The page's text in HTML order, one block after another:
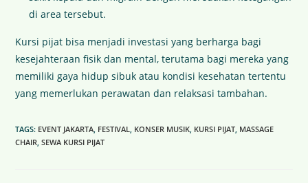
di area tersebut.
Kursi pijat bisa menjadi investasi yang berharga bagi
kesejahteraan fisik dan mental, terutama bagi mereka yang
memiliki gaya hidup sibuk atau kondisi kesehatan tertentu
yang memerlukan perawatan dan relaksasi tambahan.
TAGS: EVENT JAKARTA FESTIVAL KONSER MUSIK KURSI PIJAT MASSAGE
CHAIR SEWA KURSI PIJAT